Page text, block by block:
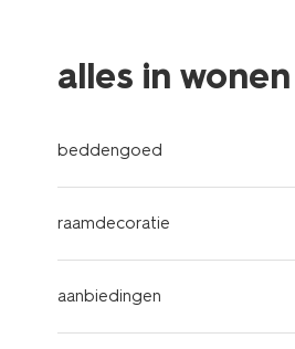
alles in
beddengoed
raamdecoratie
aanbiedingen